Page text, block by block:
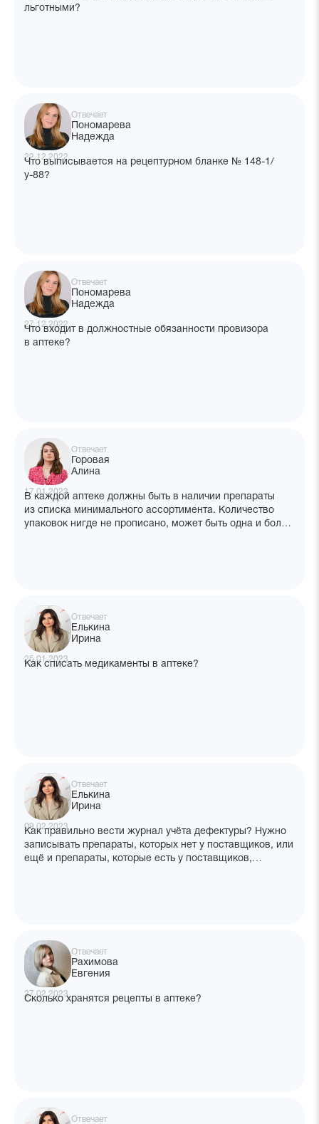
льготными?
Отвечает
Пономарева
Надежда
22.12.2022
Что выписывается на рецептурном бланке № 148-1/
у-88?
Отвечает
Пономарева
Надежда
27.12.2022
Что входит в должностные обязанности провизора
в аптеке?
Отвечает
Горовая
Алина
17.01.2023
В каждой аптеке должны быть в наличии препараты
из списка минимального ассортимента. Количество
упаковок нигде не прописано, может быть одна и более
Отвечает
Елькина
Ирина
25.01.2023
Как списать медикаменты в аптеке?
Отвечает
Елькина
Ирина
09.02.2023
Как правильно вести журнал учёта дефектуры? Нужно
записывать препараты, которых нет у поставщиков, или
ещё и препараты, которые есть у поставщиков,
Отвечает
Рахимова
Евгения
27.02.2023
Сколько хранятся рецепты в аптеке?
Отвечает